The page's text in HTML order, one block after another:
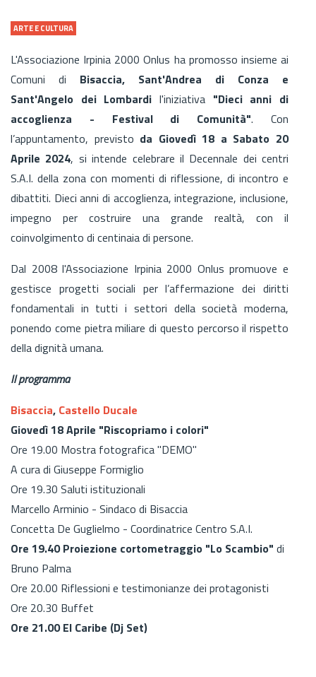
ARTE E CULTURA
L'Associazione Irpinia 2000 Onlus ha promosso insieme ai
Comuni di Bisaccia, Sant'Andrea di Conza e
Sant'Angelo dei Lombardi l'iniziativa "Dieci anni di
accoglienza - Festival di Comunità". Con
l’appuntamento, previsto da Giovedì 18 a Sabato 20
Aprile 2024, si intende celebrare il Decennale dei centri
S.A.I. della zona con momenti di riflessione, di incontro e
dibattiti. Dieci anni di accoglienza, integrazione, inclusione,
impegno per costruire una grande realtà, con il
coinvolgimento di centinaia di persone.
Dal 2008 l'Associazione Irpinia 2000 Onlus promuove e
gestisce progetti sociali per l’affermazione dei diritti
fondamentali in tutti i settori della società moderna,
ponendo come pietra miliare di questo percorso il rispetto
della dignità umana.
Il programma
Bisaccia, Castello Ducale
Giovedì 18 Aprile "Riscopriamo i colori"
Ore 19.00 Mostra fotografica "DEMO"
A cura di Giuseppe Formiglio
Ore 19.30 Saluti istituzionali
Marcello Arminio - Sindaco di Bisaccia
Concetta De Guglielmo - Coordinatrice Centro S.A.I.
Ore 19.40 Proiezione cortometraggio "Lo Scambio" di
Bruno Palma
Ore 20.00 Riflessioni e testimonianze dei protagonisti
Ore 20.30 Buffet
Ore 21.00 El Caribe (Dj Set)